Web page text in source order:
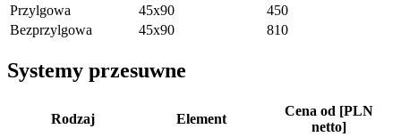
Przylgowa
45x90
450
Bezprzylgowa
45x90 810
Systemy przesuwne
Rodzaj Element
Cena od [PLN
netto]